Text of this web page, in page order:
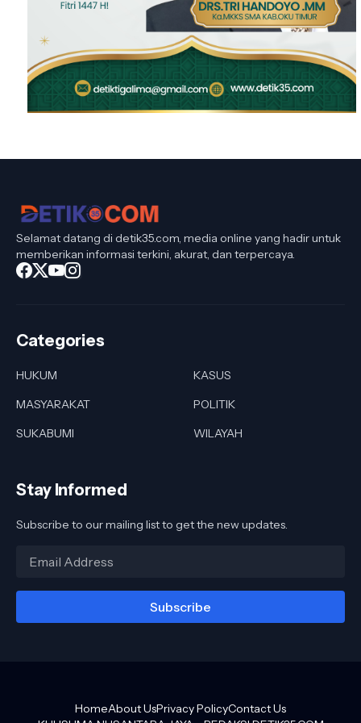
Selamat datang di detik35.com, media online yang hadir untuk
memberikan informasi terkini, akurat, dan terpercaya.
Categories
HUKUM
KASUS
MASYARAKAT
POLITIK
SUKABUMI
WILAYAH
Stay Informed
Subscribe to our mailing list to get the new updates.
HomeAbout UsPrivacy PolicyContact Us